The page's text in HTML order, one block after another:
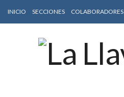
INICIO SECCIONES COLABORADORES